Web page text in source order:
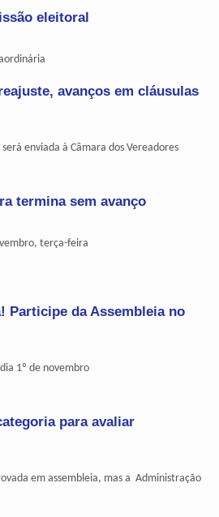
eleitoral
avanços em cláusulas
enviada à Câmara dos Vereadores
termina sem avanço
terça-feira
Participe da Assembleia no
1º de novembro
para avaliar
em assembleia, mas a Administração